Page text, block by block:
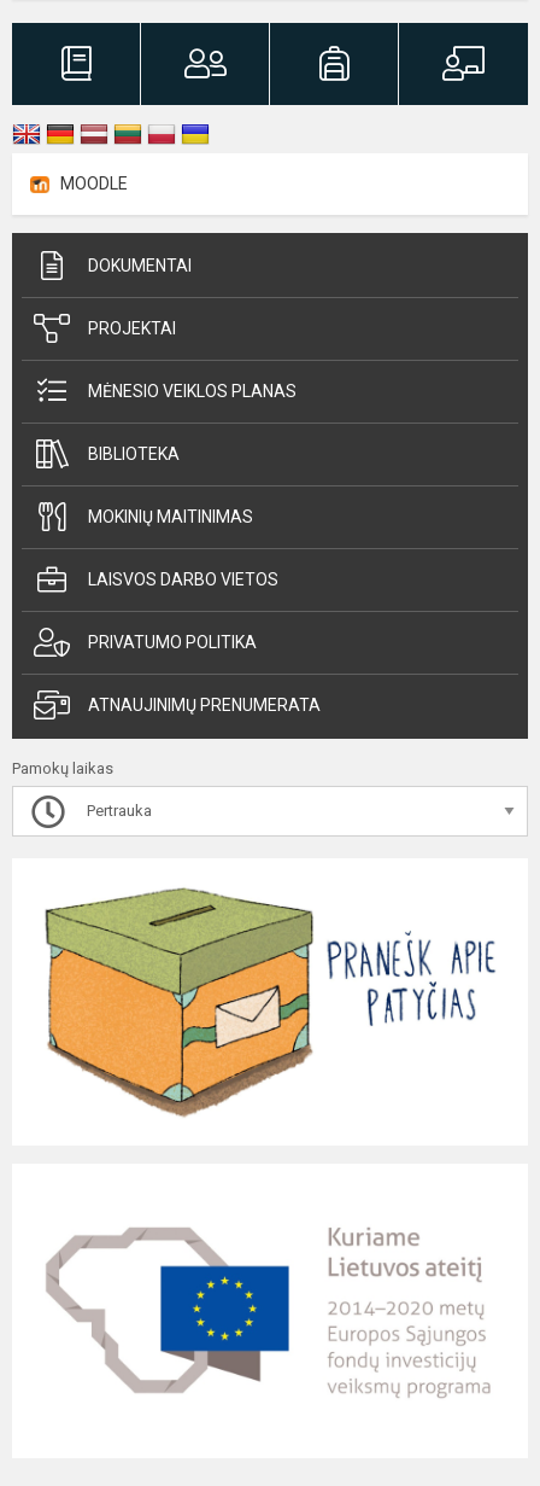
MOODLE
DOKUMENTAI
PROJEKTAI
MĖNESIO VEIKLOS PLANAS
BIBLIOTEKA
MOKINIŲ MAITINIMAS
LAISVOS DARBO VIETOS
PRIVATUMO POLITIKA
ATNAUJINIMŲ PRENUMERATA
Pamokų laikas
Pertrauka